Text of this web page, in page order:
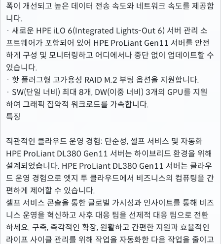
폭이 개선되고 높은 데이터 전송 속도와 네트워크 속도를 제공합
니다.
· 새로운 HPE iLO 6(Integrated Lights-Out 6) 서버 관리 소
프트웨어가 포함되어 있어 HPE ProLiant Gen11 서버를 안전
하게 구성 및 모니터링하고 어디에서나 중단 없이 업데이트할 수
있습니다.
· 핫 플러그형 고가용성 RAID M.2 부팅 옵션을 지원합니다.
· SW(단일 너비) 최대 8개, DW(이중 너비) 3개의 GPU를 지원
하여 그래픽 집약적 워크로드를 가속합니다.
특징
직관적인 클라우드 운영 경험: 단순성, 셀프 서비스 및 자동화
HPE ProLiant DL380 Gen11 서버는 하이브리드 환경을 위해
설계되었습니다. HPE ProLiant DL380 Gen11 서버는 클라우
드 운영 경험으로 엣지 투 클라우드에서 비즈니스의 컴퓨팅을 간
편하게 제어할 수 있습니다.
셀프 서비스 콘솔을 통한 글로벌 가시성과 인사이트를 통해 비즈
니스 운영을 혁신하고 사후 대응 팀을 선제적 대응 팀으로 전환
하세요. 구축, 즉각적인 확장, 원활하고 간편한 지원과 효율적인
라이프 사이클 관리를 위해 작업을 자동화한 다음 작업을 줄이고